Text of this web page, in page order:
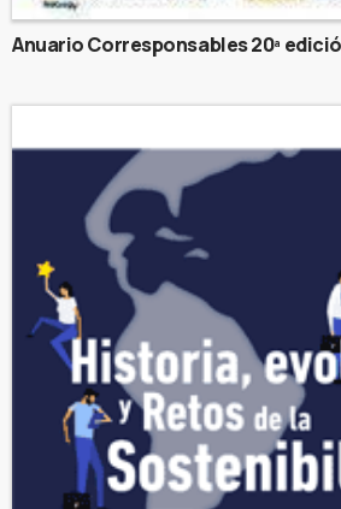
Anuario Corresponsables 20ª